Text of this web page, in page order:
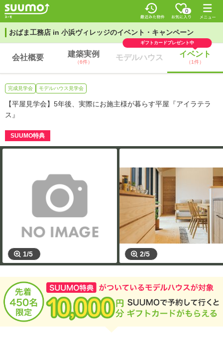
0
おばま工務店 in 小浜ヴィレッジのイベント・キャンペーン
会社概要 建築実例
（6件）
ギフトカードプレゼント中
モデルハウス イベント
（1件）
完成見学会 モデルハウス見学会
【平屋見学会】5年後、実際にお施主様が暮らす平屋『アイラテラ
ス』
SUUMO特典
1/5 2/5